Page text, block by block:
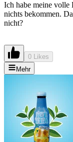
Ich habe meine volle
nichts bekommen.
nicht?
0 Likes
Mehr